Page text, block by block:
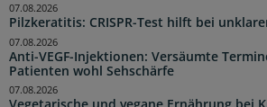
Pilzkeratitis: CRISPR-Test hilft bei
07.08.2026
Anti-VEGF-Injektionen: Versäumte
Patienten wohl Sehschärfe
07.08.2026
07.08.2026